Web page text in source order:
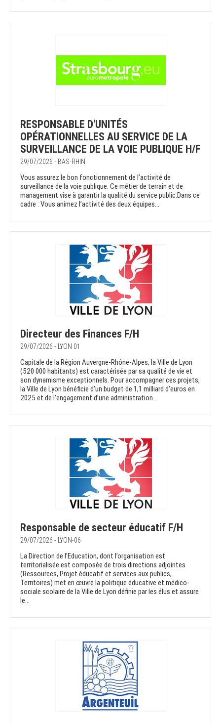
RESPONSABLE D'UNITÉS
OPÉRATIONNELLES AU SERVICE DE LA
SURVEILLANCE DE LA VOIE PUBLIQUE H/F
29/07/2026 - BAS-RHIN
Vous assurez le bon fonctionnement de l’activité de
surveillance de la voie publique. Ce métier de terrain et de
management vise à garantir la qualité du service public.Dans ce
cadre : Vous animez l’activité des deux équipes...
Directeur des Finances F/H
29/07/2026 - LYON 01
Capitale de la Région Auvergne-Rhône-Alpes, la Ville de Lyon
(520 000 habitants) est caractérisée par sa qualité de vie et
son dynamisme exceptionnels. Pour accompagner ces projets,
la Ville de Lyon bénéficie d’un budget de 1,1 milliard d’euros en
2025 et de l’engagement d’une administration...
Responsable de secteur éducatif F/H
29/07/2026 - LYON-06
La Direction de l’Education, dont l’organisation est
territorialisée est composée de trois directions adjointes
(Ressources, Projet éducatif et services aux publics,
Territoires) met en œuvre la politique éducative et médico-
sociale scolaire de la Ville de Lyon définie par les élus et assure
le...